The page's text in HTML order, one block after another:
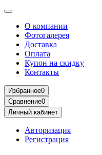
О компании
Фотогалерея
Доставка
Оплата
Купон на скидку
Контакты
Избранное0
Сравнение0
Личный кабинет
Авторизация
Регистрация